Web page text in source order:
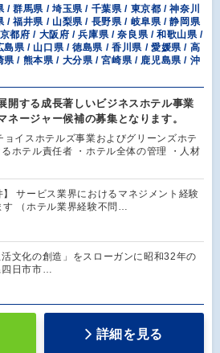
/ 群馬県 / 埼玉県 / 千葉県 / 東京都 / 神奈川
/ 福井県 / 山梨県 / 長野県 / 岐阜県 / 静岡県
都府 / 大阪府 / 兵庫県 / 奈良県 / 和歌山県 /
県 / 山口県 / 徳島県 / 香川県 / 愛媛県 / 高
/ 熊本県 / 大分県 / 宮崎県 / 鹿児島県 / 沖
開する成長著しいビジネスホテル事業
ネージャー候補の募集となります。
ョイスホテルズ事業およびグリーンズホテ
ホテル責任者 ・ホテル全体の管理 ・人材
】 サービス業界におけるマネジメント経験
す （ホテル業界経験不問…
活文化の創造」をスローガンに昭和32年の
四日市市…
詳細を見る